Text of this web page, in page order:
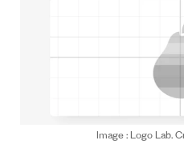
Image : Logo Lab.